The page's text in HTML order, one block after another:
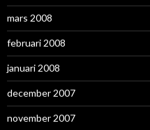
mars 2008
februari 2008
januari 2008
december 2007
november 2007